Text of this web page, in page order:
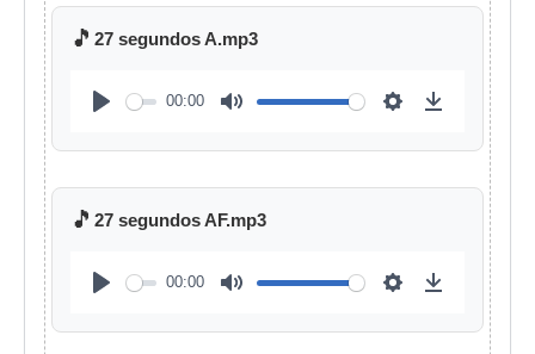
🎵 27 segundos A.mp3
00:00
🎵 27 segundos AF.mp3
00:00